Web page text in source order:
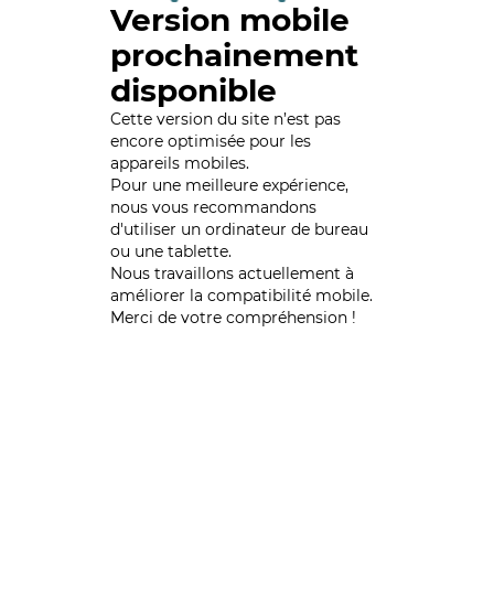
Version mobile
prochainement
disponible
Cette version du site n’est pas
encore optimisée pour les
appareils mobiles.
Pour une meilleure expérience,
nous vous recommandons
d'utiliser un ordinateur de bureau
ou une tablette.
Nous travaillons actuellement à
améliorer la compatibilité mobile.
Merci de votre compréhension !